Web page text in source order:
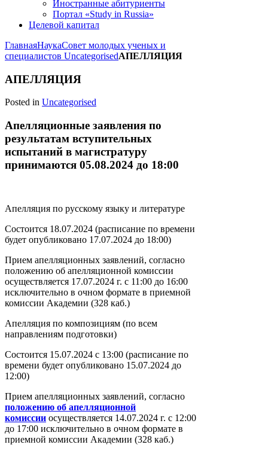
Иностранные абитуриенты
Портал «Study in Russia»
Целевой капитал
ГлавнаяНаукаСовет молодых ученых и
специалистов UncategorisedАПЕЛЛЯЦИЯ
АПЕЛЛЯЦИЯ
Posted in Uncategorised
Апелляционные заявления по
результатам вступительных
испытаний в магистратуру
принимаются 05.08.2024 до 18:00
Апелляция по русскому языку и литературе
Состоится 18.07.2024 (расписание по времени
будет опубликовано 17.07.2024 до 18:00)
Прием апелляционных заявлений, согласно
положению об апелляционной комиссии
осуществляется 17.07.2024 г. с 11:00 до 16:00
исключительно в очном формате в приемной
комиссии Академии (328 каб.)
Апелляция по композициям (по всем
направлениям подготовки)
Состоится 15.07.2024 с 13:00 (расписание по
времени будет опубликовано 15.07.2024 до
12:00)
Прием апелляционных заявлений, согласно
положению об апелляционной
комиссии осуществляется 14.07.2024 г. с 12:00
до 17:00 исключительно в очном формате в
приемной комиссии Академии (328 каб.)